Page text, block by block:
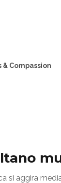
Compassion
si aggira